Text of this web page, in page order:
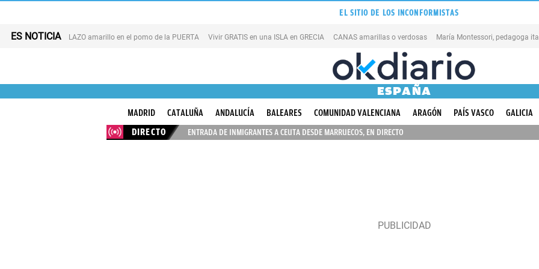
EL SITIO DE LOS INCONFORMISTAS
ES NOTICIA LAZO amarillo en el pomo de la PUERTA Vivir GRATIS en una ISLA en GRECIA CANAS amarillas o verdosas
ESPAÑA
MADRID CATALUÑA ANDALUCÍA BALEARES COMUNIDAD VALENCIANA ARAGÓN PAÍS VASCO GALICIA
DIRECTO
ENTRADA DE INMIGRANTES A CEUTA DESDE MARRUECOS, EN DIRECTO